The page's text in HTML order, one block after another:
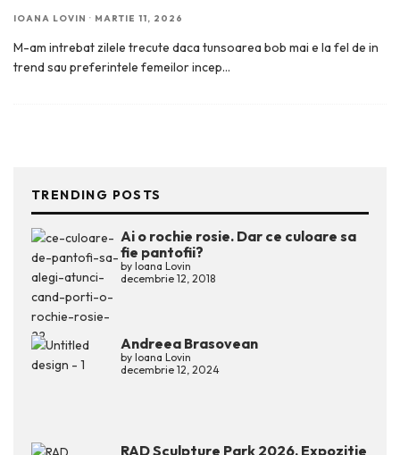
IOANA LOVIN · MARTIE 11, 2026
M-am intrebat zilele trecute daca tunsoarea bob mai e la fel de in
trend sau preferintele femeilor incep...
TRENDING POSTS
Ai o rochie rosie. Dar ce culoare sa
fie pantofii?
by Ioana Lovin
decembrie 12, 2018
Andreea Brasovean
by Ioana Lovin
decembrie 12, 2024
RAD Sculpture Park 2026. Expozitie